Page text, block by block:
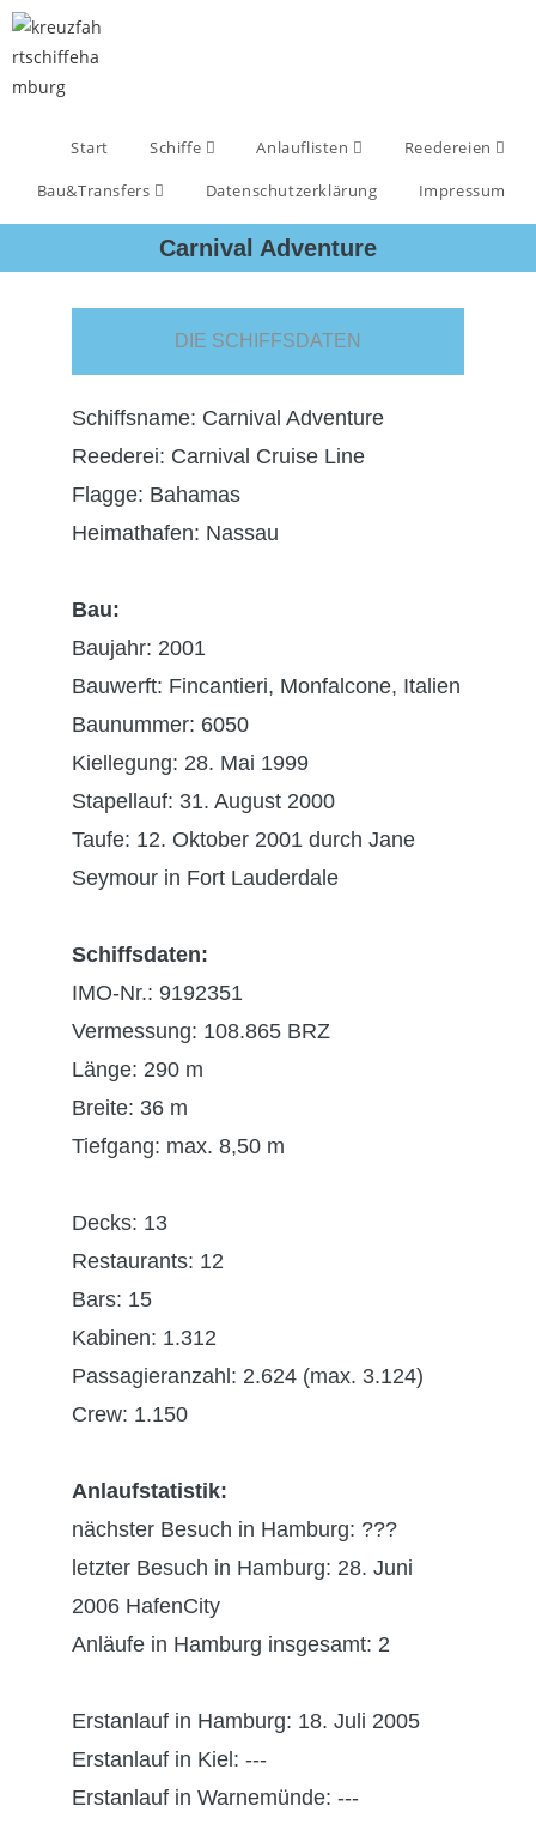
Start Schiffe Anlauflisten
Reedereien
Bau&Transfers
Datenschutzerklärung Impressum
Carnival Adventure
DIE SCHIFFSDATEN
Schiffsname: Carnival Adventure
Reederei: Carnival Cruise Line
Flagge: Bahamas
Heimathafen: Nassau
Bau:
Baujahr: 2001
Bauwerft: Fincantieri, Monfalcone, Italien
Baunummer: 6050
Kiellegung: 28. Mai 1999
Stapellauf: 31. August 2000
Taufe: 12. Oktober 2001 durch Jane
Seymour in Fort Lauderdale
Schiffsdaten:
IMO-Nr.: 9192351
Vermessung: 108.865 BRZ
Länge: 290 m
Breite: 36 m
Tiefgang: max. 8,50 m
Decks: 13
Restaurants: 12
Bars: 15
Kabinen: 1.312
Passagieranzahl: 2.624 (max. 3.124)
Crew: 1.150
Anlaufstatistik:
nächster Besuch in Hamburg: ???
letzter Besuch in Hamburg: 28. Juni
2006 HafenCity
Anläufe in Hamburg insgesamt: 2
Erstanlauf in Hamburg: 18. Juli 2005
Erstanlauf in Kiel: ---
Erstanlauf in Warnemünde: ---